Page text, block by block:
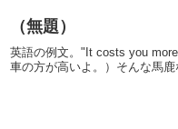
（無題）
英語の例文。"It costs you
車の方が高いよ。）そんな馬